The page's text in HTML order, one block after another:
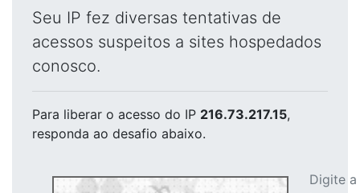
Seu IP fez diversas tentativas de
acessos suspeitos a sites hospedados
conosco.
Para liberar o acesso do IP 216.73.217.15,
responda ao desafio abaixo.
Digite